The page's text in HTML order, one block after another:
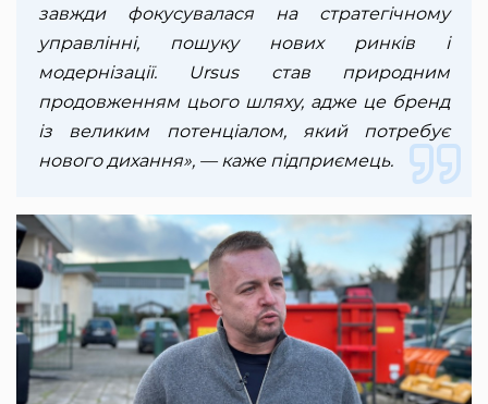
завжди фокусувалася на стратегічному
управлінні, пошуку нових ринків і
модернізації. Ursus став природним
продовженням цього шляху, адже це бренд
із великим потенціалом, який потребує
нового дихання», — каже підприємець.